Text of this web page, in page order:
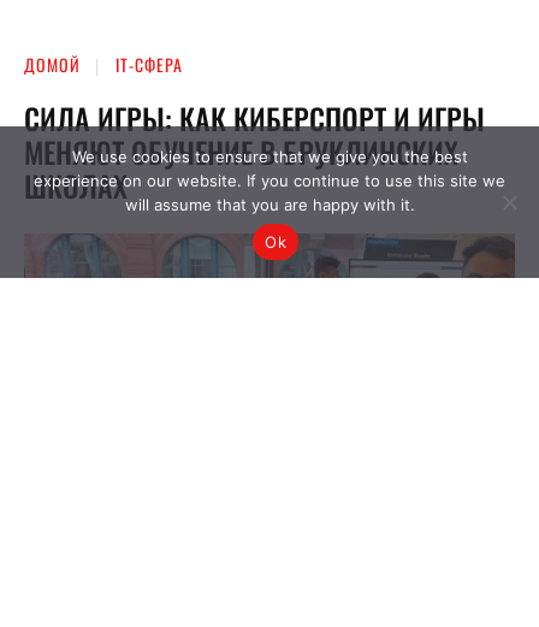
We use cookies to ensure that we give you the best
experience on our website. If you continue to use this site we
will assume that you are happy with it.
Ok